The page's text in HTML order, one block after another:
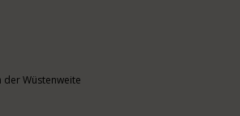
der Wüstenweite